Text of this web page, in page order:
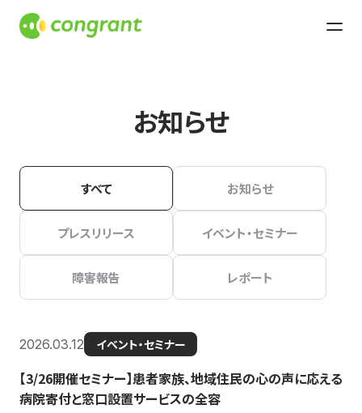
お知らせ
すべて お知らせ
プレスリリース イベント・セミナー
障害報告 レポート
2026.03.12 イベント・セミナー
【3/26開催セミナー】患者家族、地域住民の心の声に応える
病院寄付と窓口設置サービスの全容